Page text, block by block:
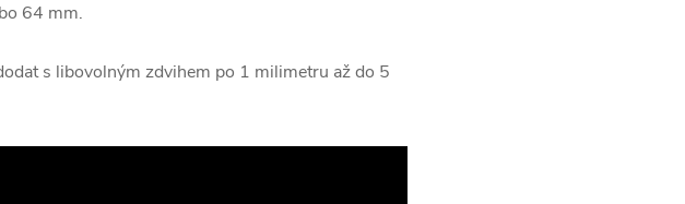
64 mm.
s libovolným zdvihem po 1 milimetru až do 5